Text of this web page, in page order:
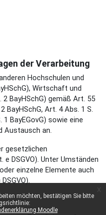
möchten, bestätigen Sie bitte
Moodle
der Verarbeitung
Hochschulen und
Wirtschaft und
BayHSchG) gemäß Art. 55
BayHSchG, Art. 4 Abs. 1 S.
1 BayEGovG) sowie eine
Austausch an.
gesetzlichen
DSGVO). Unter Umständen
einzelne Elemente auch